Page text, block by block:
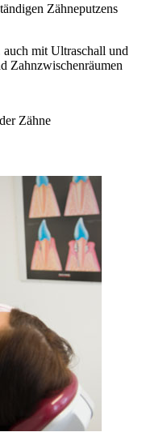
Zähneputzens
auch mit Ultraschall und
Zahnzwischenräumen
Zähne